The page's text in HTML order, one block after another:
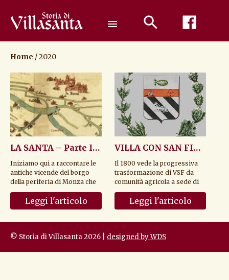
contenuto
menu
Home /2020
LA SANTA – Parte I° (Da Santa Anastasia alla Santa- Dalle...
Iniziamo qui a raccontare le
antiche vicende del borgo
della periferia di Monza che
nacque nel V secolo intorno
alla ...Leggi l'articolo
VILLA CON SAN FIORANO – Parte III° ( Dal 1800 alla ...
Il 1800 vede la progressiva
trasformazione di VSF da
comunità agricola a sede di
primi importanti
insediamenti indust...
Leggi l'articolo
© Storia di Villasanta 2026 | designed by WDS